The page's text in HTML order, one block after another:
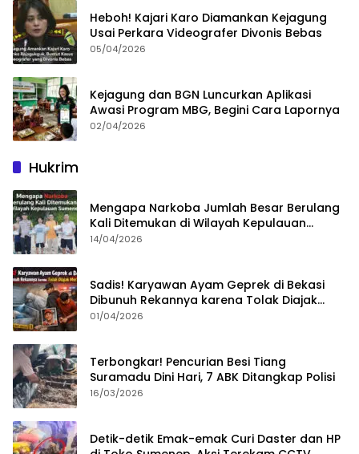
Heboh! Kajari Karo Diamankan Kejagung
Usai Perkara Videografer Divonis Bebas
05/04/2026
Kejagung dan BGN Luncurkan Aplikasi
Awasi Program MBG, Begini Cara Lapornya
02/04/2026
Hukrim
Mengapa Narkoba Jumlah Besar Berulang
Kali Ditemukan di Wilayah Kepulauan
Sumenep?
14/04/2026
Sadis! Karyawan Ayam Geprek di Bekasi
Dibunuh Rekannya karena Tolak Diajak
Merampok Majikan
01/04/2026
Terbongkar! Pencurian Besi Tiang
Suramadu Dini Hari, 7 ABK Ditangkap Polisi
16/03/2026
Detik-detik Emak-emak Curi Daster dan HP